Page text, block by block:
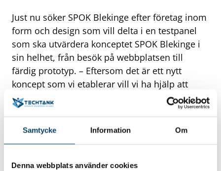
Samtycke Information Om
Denna webbplats använder cookies
Just nu söker SPOK Blekinge efter företag inom
form och design som vill delta i en testpanel
som ska utvärdera konceptet SPOK Blekinge i
sin helhet, från besök på webbplatsen till
färdig prototyp. – Eftersom det är ett nytt
koncept som vi etablerar vill vi ha hjälp att
utvärdera och förfina det. Vi tror stenhårt på
konceptet och har höga ambitioner för SPOK
Blekinge, säger Hanna Nilsson, strateg inom
kulturella och kreativa näringar, Region
får en ersättning på 10 000 kr och får möjlighet